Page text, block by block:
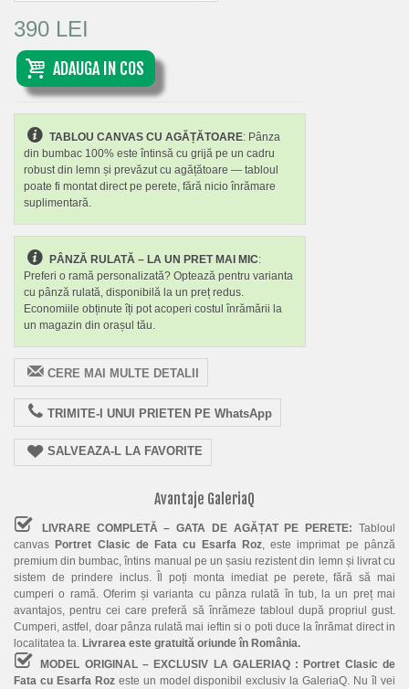
390 LEI
ADAUGA IN COS
TABLOU CANVAS CU AGĂȚĂTOARE: Pânza
din bumbac 100% este întinsă cu grijă pe un cadru
robust din lemn și prevăzut cu agățătoare — tabloul
poate fi montat direct pe perete, fără nicio înrămare
suplimentară.
PÂNZĂ RULATĂ – LA UN PRET MAI MIC:
Preferi o ramă personalizată? Optează pentru varianta
cu pânză rulată, disponibilă la un preț redus.
Economiile obținute îți pot acoperi costul înrămării la
un magazin din orașul tău.
CERE MAI MULTE DETALII
TRIMITE-I UNUI PRIETEN PE WhatsApp
SALVEAZA-L LA FAVORITE
Avantaje GaleriaQ
LIVRARE COMPLETĂ – GATA DE AGĂȚAT PE PERETE:Tabloul
canvasPortret Clasic de Fata cu Esarfa Roz, este imprimat pe pânză
premium din bumbac, întins manual pe un șasiu rezistent din lemn și livrat cu
sistem de prindere inclus. Îl poți monta imediat pe perete, fără să mai
cumperi o ramă. Oferim și varianta cu pânza rulată în tub, la un preț mai
avantajos, pentru cei care preferă să înrămeze tabloul după propriul gust.
Cumperi, astfel, doar pânza rulată mai ieftin si o poti duce la înrămat direct in
localitatea ta. Livrarea este gratuită oriunde în România.
MODEL ORIGINAL – EXCLUSIV LA GALERIAQ :Portret Clasic de
Fata cu Esarfa Rozeste un model disponibil exclusiv la GaleriaQ. Nu îl vei